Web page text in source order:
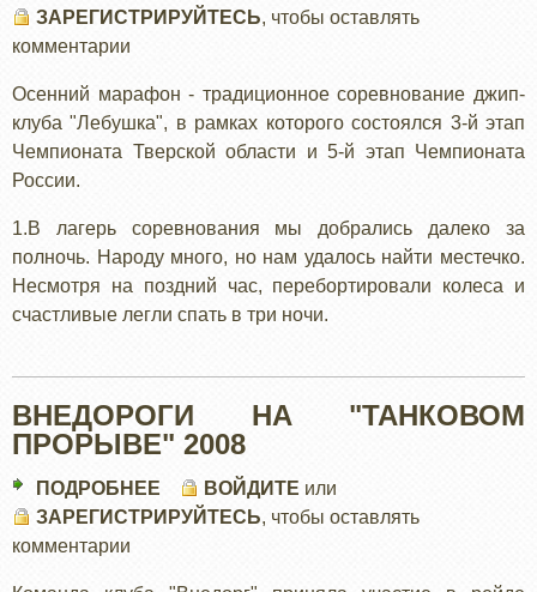
ОСЕННИЙ
ЗАРЕГИСТРИРУЙТЕСЬ, чтобы оставлять
комментарии
Осенний марафон - традиционное соревнование джип-
клуба "Лебушка", в рамках которого состоялся 3-й этап
Чемпионата Тверской области и 5-й этап Чемпионата
России.
1.В лагерь соревнования мы добрались далеко за
полночь. Народу много, но нам удалось найти местечко.
Несмотря на поздний час, перебортировали колеса и
счастливые легли спать в три ночи.
ВНЕДОРОГИ НА "ТАНКОВОМ
ПРОРЫВЕ" 2008
ПОДРОБНЕЕ
ВНЕДОРОГИ
ВОЙДИТЕ или
ЗАРЕГИСТРИРУЙТЕСЬ, чтобы оставлять
комментарии